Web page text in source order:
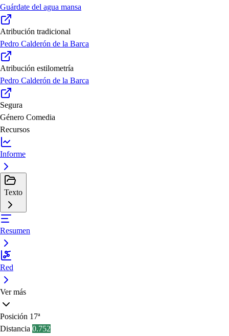
Guárdate del agua mansa
Atribución tradicional
Pedro Calderón de la Barca
Atribución estilometría
Pedro Calderón de la Barca
Segura
Género Comedia
Recursos
Informe
Texto
Resumen
Red
Ver más
Posición 17ª
Distancia 0.752